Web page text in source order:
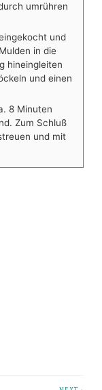
umrühren
und
in die
hineingleiten
und einen
8 Minuten
Zum Schluß
und mit